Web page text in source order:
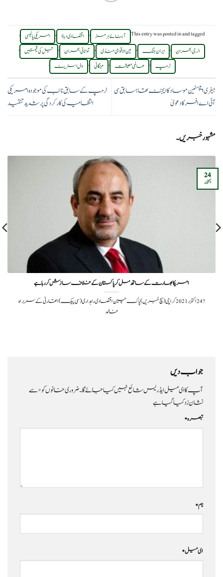
This entry was posted inand tagged آبنائے ہرمز , اقتصادی دباؤ , امریکی پالیسی ,
انرجی بحران , ایران جنگ , بین الاقوامی منڈی , توانائی بحران , تیل کی قیمتیں ,
ٹرمپ , عالمی معیشت , مہنگائی , وال اسٹریٹ .
جیفری ایپسٹین موساد کا ایجنٹ تھا؛ سابق سی
آئی اے افسر کا دعویٰ
ٹرمپ کے سابق نائب کی موجودہ امریکی
انتظامیہ کی کارکردگی پر شدید تنقید
مشہور خبریں۔
امریکا بھارت کے ساتھ مل کر پاکستان کے خلاف سازش کر رہا ہے
?️ 24 اکتوبر 2021کراچی(سچ خبریں) پاک چین اقتصادی راہداری (سی پیک) اتھارٹی کے سربراہ
خالد
24
اکتوبر
جواب دیں
آپ کا ای میل ایڈریس شائع نہیں کیا جائے گا۔ضروری خانوں کو*سے
نشان زد کیا گیا ہے
تبصرہ*
نام*
ای میل*